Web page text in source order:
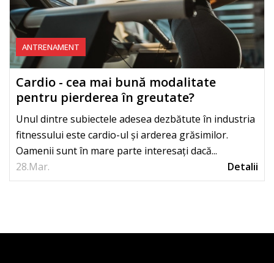
28.Mar.
ANTRENAMENT
Cardio - cea mai bună modalitate
pentru pierderea în greutate?
Unul dintre subiectele adesea dezbătute în industria
fitnessului este cardio-ul și arderea grăsimilor.
Oamenii sunt în mare parte interesați dacă...
Detalii